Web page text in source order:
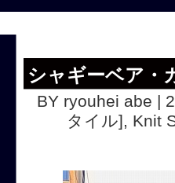
シャギーベア・
BY ryouhei abe |
タイル], Knit